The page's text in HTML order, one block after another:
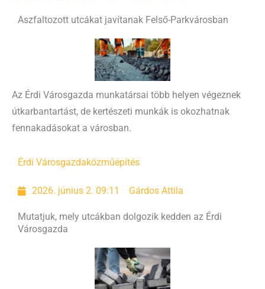
Aszfaltozott utcákat javítanak Felső-Parkvárosban
Az Érdi Városgazda munkatársai több helyen végeznek
útkarbantartást, de kertészeti munkák is okozhatnak
fennakadásokat a városban.
Érdi Városgazdaközműépítés
2026. június 2. 09:11 Gárdos Attila
Mutatjuk, mely utcákban dolgozik kedden az Érdi
Városgazda